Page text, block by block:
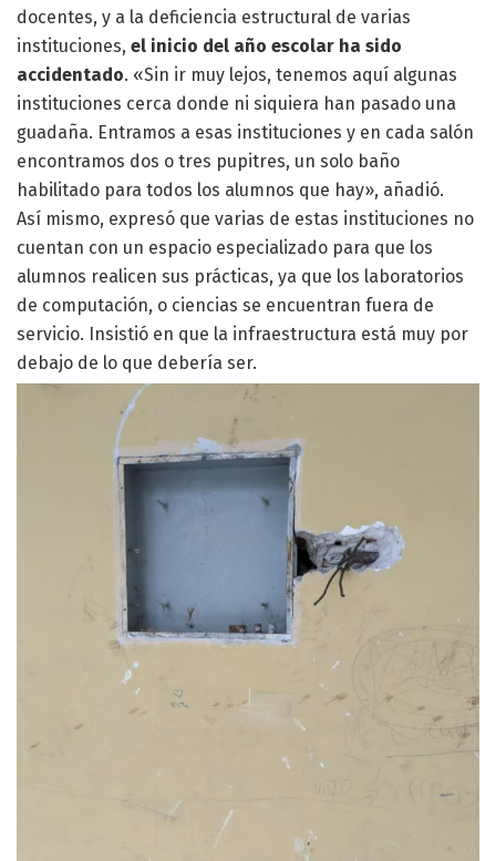
docentes, y a la deficiencia estructural de varias
instituciones, el inicio del año escolar ha sido
accidentado. «Sin ir muy lejos, tenemos aquí algunas
instituciones cerca donde ni siquiera han pasado una
guadaña. Entramos a esas instituciones y en cada salón
encontramos dos o tres pupitres, un solo baño
habilitado para todos los alumnos que hay», añadió.
Así mismo, expresó que varias de estas instituciones no
cuentan con un espacio especializado para que los
alumnos realicen sus prácticas, ya que los laboratorios
de computación, o ciencias se encuentran fuera de
servicio. Insistió en que la infraestructura está muy por
debajo de lo que debería ser.